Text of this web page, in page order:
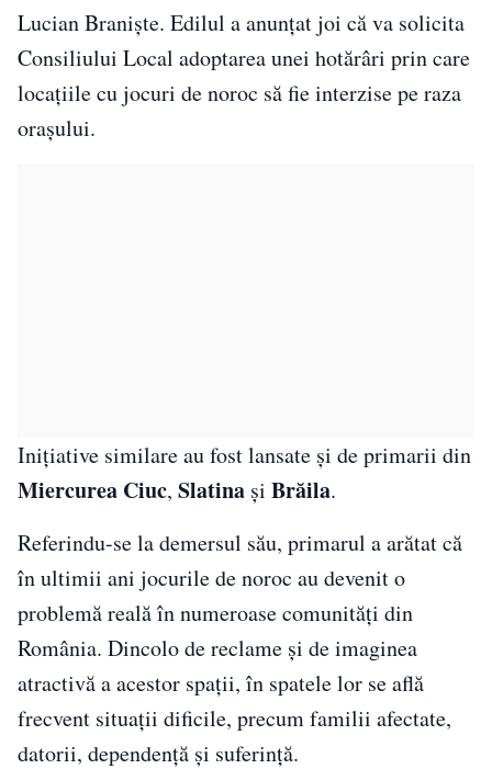
Lucian Braniște. Edilul a anunțat joi că va solicita
Consiliului Local adoptarea unei hotărâri prin care
locațiile cu jocuri de noroc să fie interzise pe raza
orașului.
Inițiative similare au fost lansate și de primarii din
Miercurea Ciuc, Slatina și Brăila.
Referindu-se la demersul său, primarul a arătat că
în ultimii ani jocurile de noroc au devenit o
problemă reală în numeroase comunități din
România. Dincolo de reclame și de imaginea
atractivă a acestor spații, în spatele lor se află
frecvent situații dificile, precum familii afectate,
datorii, dependență și suferință.